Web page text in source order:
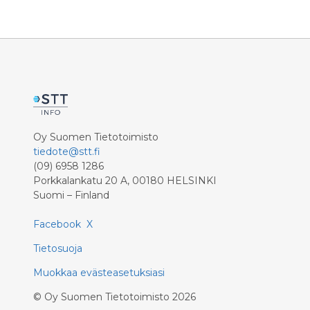
Oy Suomen Tietotoimisto
tiedote@stt.fi
(09) 6958 1286
Porkkalankatu 20 A, 00180 HELSINKI
Suomi – Finland
Facebook X
Tietosuoja
Muokkaa evästeasetuksiasi
© Oy Suomen Tietotoimisto 2026